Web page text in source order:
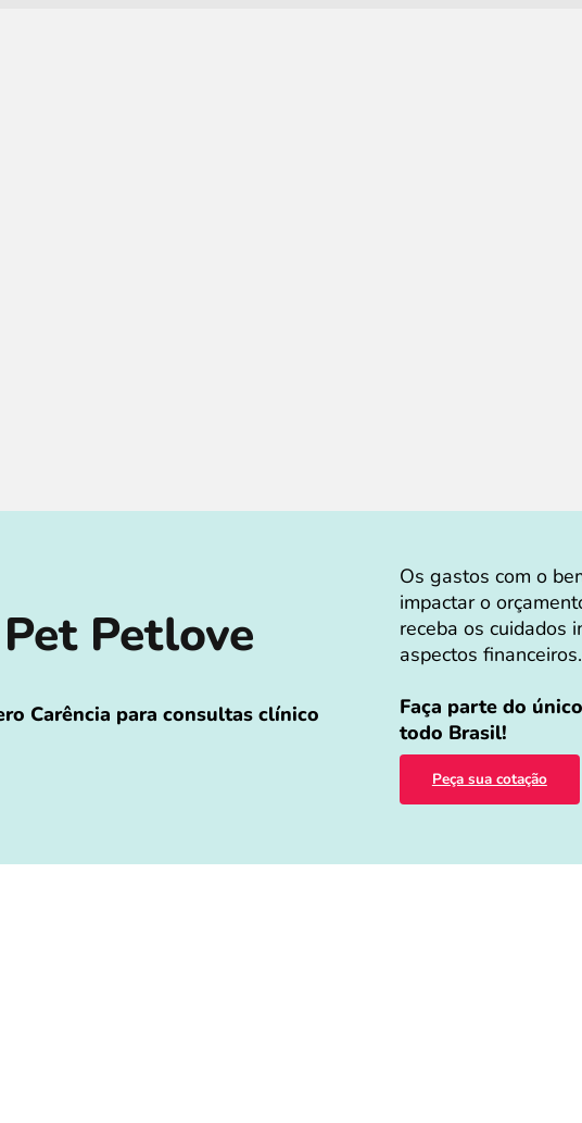
Petlove
Carência para consultas clínico
Os gastos com o
impactar o
receba os cuidados
aspectos financeiros.
Faça parte do
todo Brasil!
Peça sua cotação